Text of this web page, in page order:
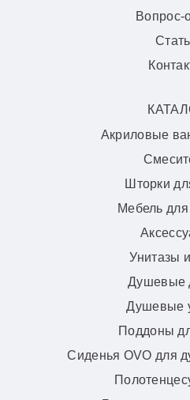
Вопрос-
Акриловые
Шторки
Мебель
Унитазы
Душевые
Душевые
Поддоны
Сиденья OVO для